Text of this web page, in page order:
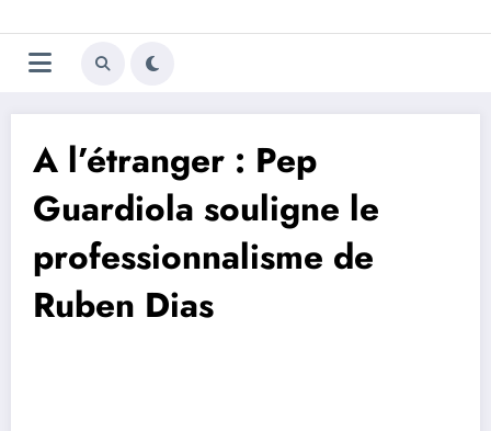
au
contenu
Trivela
L'actualité du football
A l’étranger : Pep
Guardiola souligne le
professionnalisme de
Ruben Dias